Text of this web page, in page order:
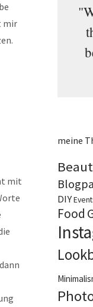
mir
mit
meine
DIY
Food